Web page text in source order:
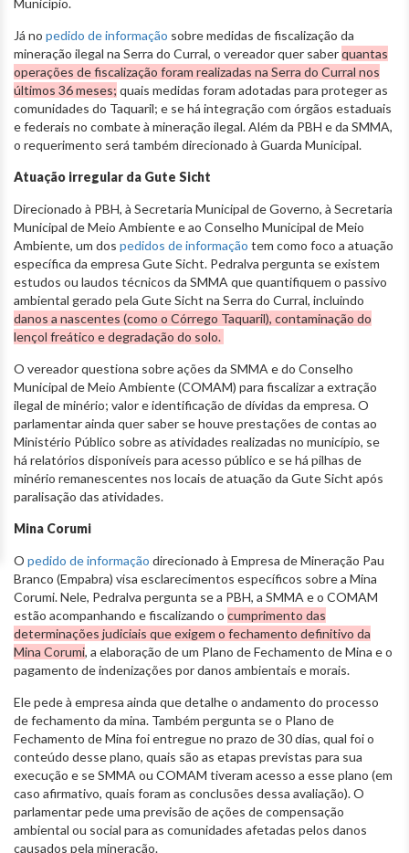
Já no pedido de informação sobre medidas de fiscalização da
mineração ilegal na Serra do Curral, o vereador quer saberquantas
operações de fiscalização foram realizadas na Serra do Curral nos
últimos 36 meses; quais medidas foram adotadas para proteger as
comunidades do Taquaril; e se há integração com órgãos estaduais
e federais no combate à mineração ilegal. Além da PBH e da SMMA,
o requerimento será também direcionado à Guarda Municipal.
Atuação irregular da Gute Sicht
Direcionado à PBH, à Secretaria Municipal de Governo, à Secretaria
Municipal de Meio Ambiente e ao Conselho Municipal de Meio
Ambiente, um dos pedidos de informação tem como foco a atuação
específica da empresa Gute Sicht. Pedralva pergunta se existem
estudos ou laudos técnicos da SMMA que quantifiquem o passivo
ambiental gerado pela Gute Sicht na Serra do Curral, incluindo
danos a nascentes (como o Córrego Taquaril), contaminação do
lençol freático e degradação do solo.
O vereador questiona sobre ações da SMMA e do Conselho
Municipal de Meio Ambiente (COMAM) para fiscalizar a extração
ilegal de minério; valor e identificação de dívidas da empresa. O
parlamentar ainda quer saber se houve prestações de contas ao
Ministério Público sobre as atividades realizadas no município, se
há relatórios disponíveis para acesso público e se há pilhas de
minério remanescentes nos locais de atuação da Gute Sicht após
paralisação das atividades.
Mina Corumi
O pedido de informação direcionado à Empresa de Mineração Pau
Branco (Empabra) visa esclarecimentos específicos sobre a Mina
Corumi. Nele, Pedralva pergunta se a PBH, a SMMA e o COMAM
estão acompanhando e fiscalizando o cumprimento das
determinações judiciais que exigem o fechamento definitivo da
Mina Corumi, a elaboração de um Plano de Fechamento de Mina e o
pagamento de indenizações por danos ambientais e morais.
Ele pede à empresa ainda que detalhe o andamento do processo
de fechamento da mina. Também pergunta se o Plano de
Fechamento de Mina foi entregue no prazo de 30 dias, qual foi o
conteúdo desse plano, quais são as etapas previstas para sua
execução e se SMMA ou COMAM tiveram acesso a esse plano (em
caso afirmativo, quais foram as conclusões dessa avaliação). O
parlamentar pede uma previsão de ações de compensação
ambiental ou social para as comunidades afetadas pelos danos
causados pela mineração.